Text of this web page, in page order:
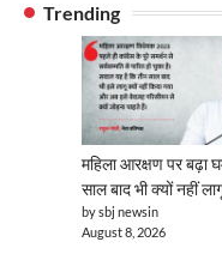
Trending
महिला आरक्षण पर बढ़ा
साल बाद भी क्यों नहीं
by sbj newsin
August 8, 2026